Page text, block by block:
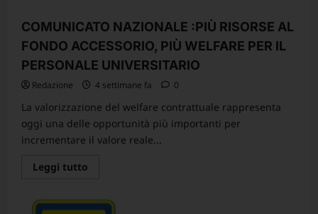
COMUNICATO NAZIONALE :PIÙ RISORSE AL
FONDO ACCESSORIO, PIÙ WELFARE PER IL
PERSONALE UNIVERSITARIO
Redazione 4 settimane fa 0
La valorizzazione del welfare contrattuale rappresenta
oggi una delle opportunità più importanti per
incrementare il valore reale...
Leggi tutto
COMUNICATO